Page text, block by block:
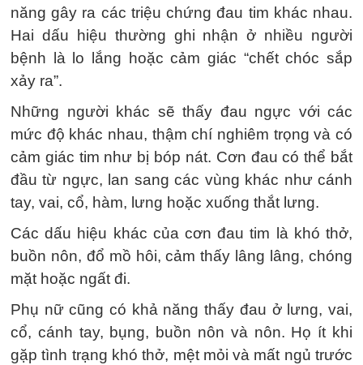
năng gây ra các triệu chứng đau tim khác nhau.
Hai dấu hiệu thường ghi nhận ở nhiều người
bệnh là lo lắng hoặc cảm giác “chết chóc sắp
xảy ra”.
Những người khác sẽ thấy đau ngực với các
mức độ khác nhau, thậm chí nghiêm trọng và có
cảm giác tim như bị bóp nát. Cơn đau có thể bắt
đầu từ ngực, lan sang các vùng khác như cánh
tay, vai, cổ, hàm, lưng hoặc xuống thắt lưng.
Các dấu hiệu khác của cơn đau tim là khó thở,
buồn nôn, đổ mồ hôi, cảm thấy lâng lâng, chóng
mặt hoặc ngất đi.
Phụ nữ cũng có khả năng thấy đau ở lưng, vai,
cổ, cánh tay, bụng, buồn nôn và nôn. Họ ít khi
gặp tình trạng khó thở, mệt mỏi và mất ngủ trước